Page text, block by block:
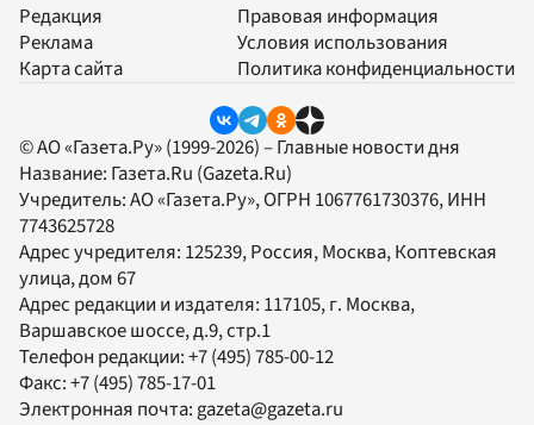
Редакция
Реклама
Карта сайта
Правовая информация
Условия использования
Политика конфиденциальности
© АО «Газета.Ру» (1999-2026) – Главные новости дня
Название: Газета.Ru (Gazeta.Ru)
Учредитель:АО «Газета.Ру», ОГРН 1067761730376, ИНН
7743625728
Адрес учредителя: 125239, Россия, Москва, Коптевская
улица, дом 67
Адрес редакции и издателя: 117105, г. Москва,
Варшавское шоссе, д.9, стр.1
Телефон редакции:+7 (495) 785-00-12
Факс:+7 (495) 785-17-01
Электронная почта: gazeta@gazeta.ru